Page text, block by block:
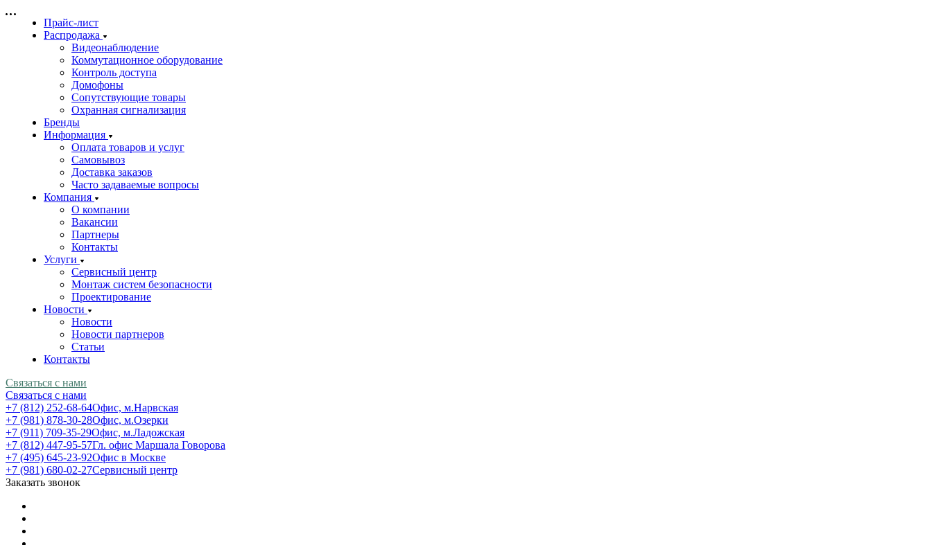
Прайс-лист
Распродажа
Видеонаблюдение
Коммутационное оборудование
Контроль доступа
Домофоны
Сопутствующие товары
Охранная сигнализация
Бренды
Информация
Оплата товаров и услуг
Самовывоз
Доставка заказов
Часто задаваемые вопросы
Компания
О компании
Вакансии
Партнеры
Контакты
Услуги
Сервисный центр
Монтаж систем безопасности
Проектирование
Новости
Новости
Новости партнеров
Статьи
Контакты
Связаться с нами
Связаться с нами
+7 (812) 252-68-64Офис, м.Нарвская
+7 (981) 878-30-28Офис, м.Озерки
+7 (911) 709-35-29Офис, м.Ладожская
+7 (812) 447-95-57Гл. офис Маршала Говорова
+7 (495) 645-23-92Офис в Москве
+7 (981) 680-02-27Сервисный центр
Заказать звонок